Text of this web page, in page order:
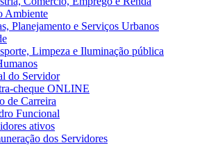
Ambiente
Planejamento e Serviços Urbanos
Limpeza e Iluminação pública
do Servidor
cheque ONLINE
de Carreira
Funcional
ativos
dos Servidores